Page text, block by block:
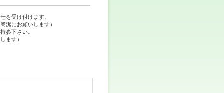
を受け付けます。
潔にお願いします）
参下さい。
ます）